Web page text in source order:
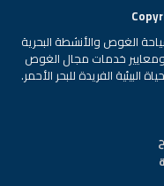
الغوص والأنشطة البحرية
ومعايير خدمات مجال الغوص
البيئية الفريدة للبحر الأحمر.